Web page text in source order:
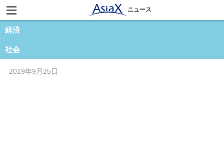
ニュース
経済
社会
2019年9月25日